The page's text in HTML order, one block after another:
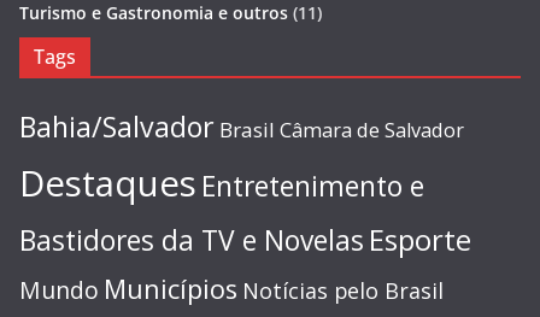
Turismo e Gastronomia e outros (11)
Tags
Bahia/Salvador Brasil Câmara de Salvador
Destaques Entretenimento e
Bastidores da TV e Novelas Esporte
Mundo Municípios Notícias pelo Brasil